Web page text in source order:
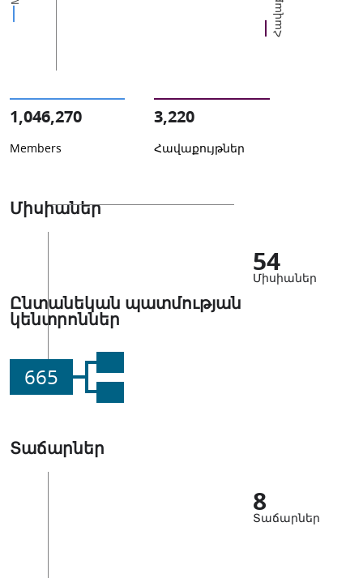
1,046,270
Members
3,220
Հավաքույթներ
Միսիաներ
54
Միսիաներ
Ընտանեկան պատմության
կենտրոններ
665
Տաճարներ
8
Տաճարներ